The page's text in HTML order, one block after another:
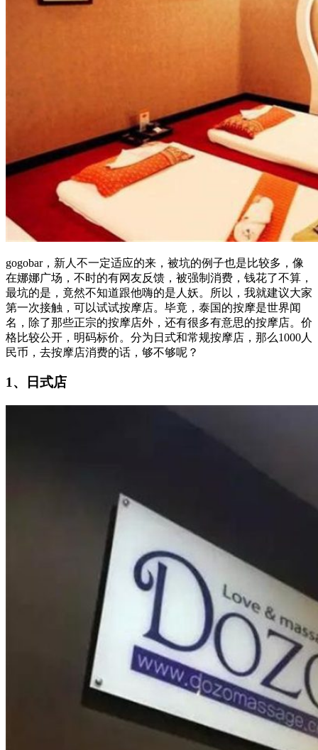
gogobar，新人不一定适应的来，被坑的例子也是比较多，像
在娜娜广场，不时的有网友反馈，被强制消费，钱花了不算，
最坑的是，竟然不知道跟他嗨的是人妖。所以，我就建议大家
第一次接触，可以试试按摩店。毕竟，泰国的按摩是世界闻
名，除了那些正宗的按摩店外，还有很多有意思的按摩店。价
格比较公开，明码标价。分为日式和常规按摩店，那么1000人
民币，去按摩店消费的话，够不够呢？
1、日式店